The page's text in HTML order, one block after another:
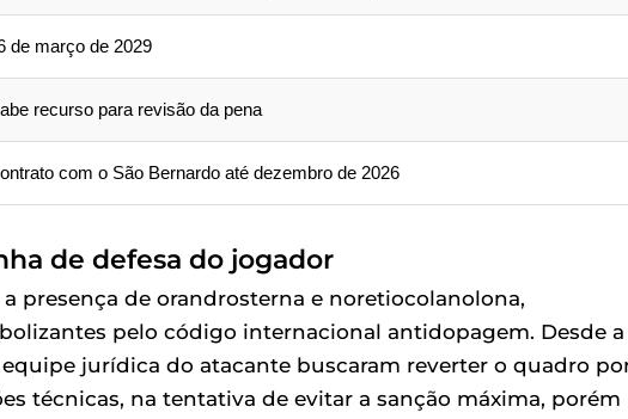
de março de 2029
recurso para revisão da pena
com o São Bernardo até dezembro de 2026
de defesa do jogador
presença de orandrosterna e noretiocolanolona,
pelo código internacional antidopagem. Desde a
jurídica do atacante buscaram reverter o quadro
técnicas, na tentativa de evitar a sanção máxima, porém